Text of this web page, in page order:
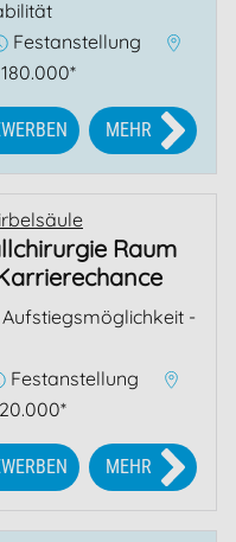
Festanstellung
MEHR
Raum
-
Festanstellung
MEHR